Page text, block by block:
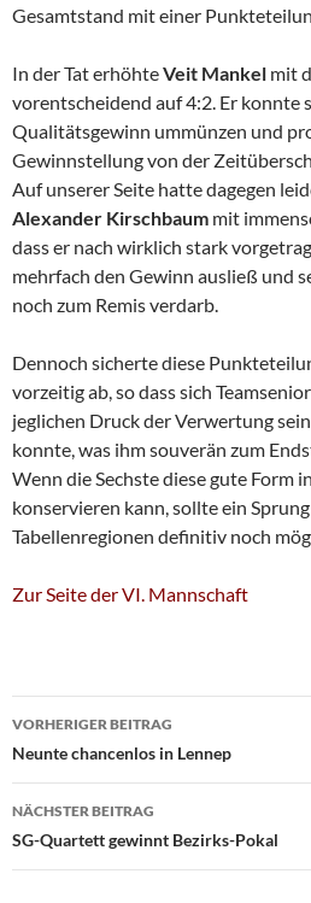
Gesamtstand mit einer
In der Tat erhöhteVeit Mankel mit
vorentscheidend auf 4:2. Er konnte
Qualitätsgewinn ummünzen und
Gewinnstellung von der
Auf unserer Seite hatte dagegen
Alexander Kirschbaum mit
dass er nach wirklich stark
mehrfach den Gewinn ausließ und
noch zum Remis verdarb.
Dennoch sicherte diese
vorzeitig ab, so dass sich Teamsenior
jeglichen Druck der Verwertung
konnte, was ihm souverän zum
Wenn die Sechste diese gute Form
konservieren kann, sollte ein
Tabellenregionen definitiv noch
Zur Seite der VI. Mannschaft
Beitragsnavigation
VORHERIGER BEITRAG
Neunte chancenlos in Lennep
NÄCHSTER BEITRAG
SG-Quartett gewinnt Bezirks-Pokal